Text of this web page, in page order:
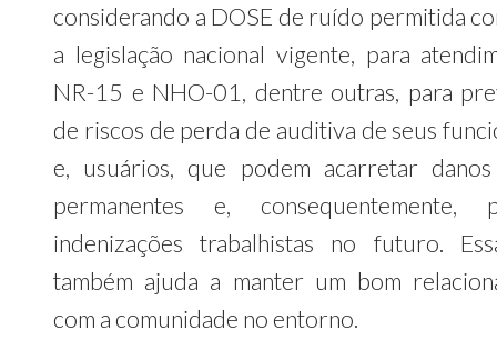
considerando a DOSE de ruído permitida
a legislação nacional vigente, para
NR-15 e NHO-01, dentre outras, para
de riscos de perda de auditiva de seus
e, usuários, que podem acarretar
permanentes e, consequentemente,
indenizações trabalhistas no futuro.
também ajuda a manter um bom
com a comunidade no entorno.